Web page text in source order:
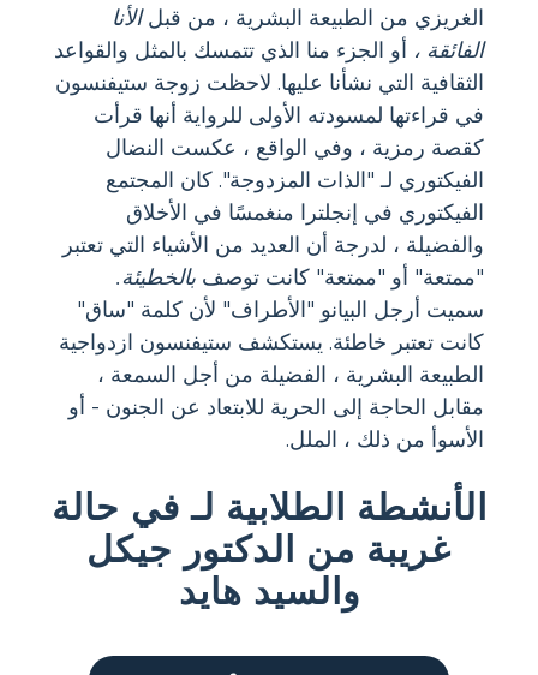
الغريزي من الطبيعة البشرية ، من قبلالأنا
الفائقة ، أو الجزء منا الذي تتمسك بالمثل والقواعد
الثقافية التي نشأنا عليها. لاحظت زوجة ستيفنسون
في قراءتها لمسودته الأولى للرواية أنها قرأت
كقصة رمزية ، وفي الواقع ، عكست النضال
الفيكتوري لـ "الذات المزدوجة". كان المجتمع
الفيكتوري في إنجلترا منغمسًا في الأخلاق
والفضيلة ، لدرجة أن العديد من الأشياء التي تعتبر
"ممتعة" أو "ممتعة" كانت توصف بالخطيئة.
سميت أرجل البيانو "الأطراف" لأن كلمة "ساق"
كانت تعتبر خاطئة. يستكشف ستيفنسون ازدواجية
الطبيعة البشرية ، الفضيلة من أجل السمعة ،
مقابل الحاجة إلى الحرية للابتعاد عن الجنون - أو
الأسوأ من ذلك ، الملل.
الأنشطة الطلابية لـ في حالة
غريبة من الدكتور جيكل
والسيد هايد